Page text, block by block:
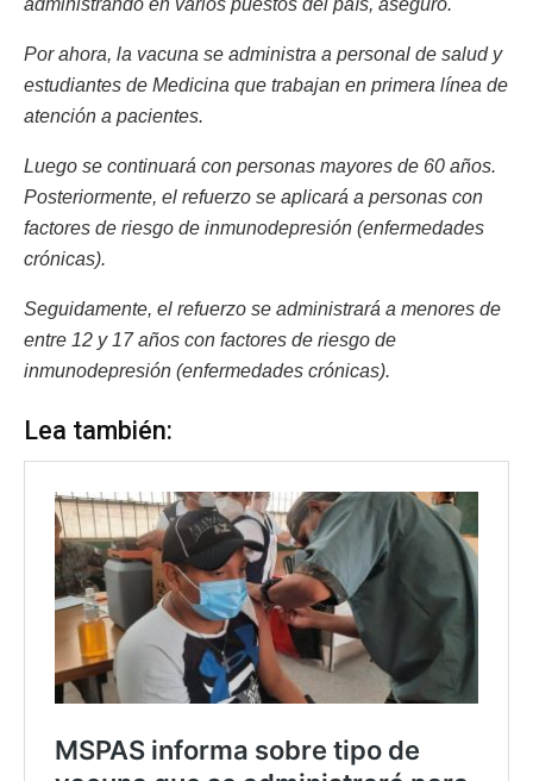
administrando en varios puestos del país, aseguró.
Por ahora, la vacuna se administra a personal de salud y
estudiantes de Medicina que trabajan en primera línea de
atención a pacientes.
Luego se continuará con personas mayores de 60 años.
Posteriormente, el refuerzo se aplicará a personas con
factores de riesgo de inmunodepresión (enfermedades
crónicas).
Seguidamente, el refuerzo se administrará a menores de
entre 12 y 17 años con factores de riesgo de
inmunodepresión (enfermedades crónicas).
Lea también: